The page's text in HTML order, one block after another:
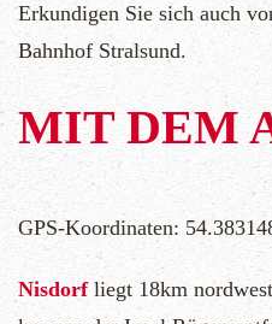
Erkundigen Sie sich auch
Bahnhof Stralsund.
MIT DEM
GPS-Koordinaten:
Nisdorfliegt 18km